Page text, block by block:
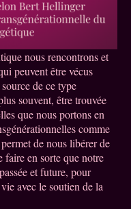
nous rencontrons et
peuvent être vécus
de ce type
souvent, être trouvée
que nous portons en
comme
de nous libérer de
faire en sorte que notre
et future, pour
avec le soutien de la